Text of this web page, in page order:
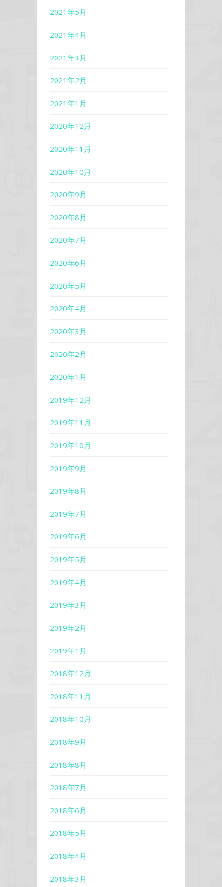
2021年5月
2021年4月
2021年3月
2021年2月
2021年1月
2020年12月
2020年11月
2020年10月
2020年9月
2020年8月
2020年7月
2020年6月
2020年5月
2020年4月
2020年3月
2020年2月
2020年1月
2019年12月
2019年11月
2019年10月
2019年9月
2019年8月
2019年7月
2019年6月
2019年5月
2019年4月
2019年3月
2019年2月
2019年1月
2018年12月
2018年11月
2018年10月
2018年9月
2018年8月
2018年7月
2018年6月
2018年5月
2018年4月
2018年3月